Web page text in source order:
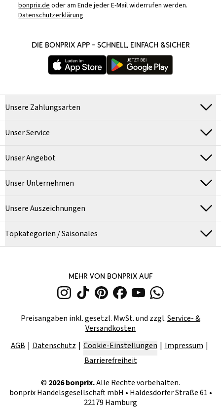
bonprix.deoder am Ende jeder E-Mail widerrufen werden.
Datenschutzerklärung
DIE BONPRIX APP – SCHNELL, EINFACH &SICHER
Unsere Zahlungsarten
Unser Service
Unser Angebot
Unser Unternehmen
Unsere Auszeichnungen
Topkategorien / Saisonales
MEHR VON BONPRIX AUF
Preisangaben inkl. gesetzl. MwSt. und zzgl.Service- &
Versandkosten
AGB
Datenschutz Cookie-Einstellungen
Impressum
Barrierefreiheit
© 2026bonprix.Alle Rechte vorbehalten.
bonprix Handelsgesellschaft mbH • Haldesdorfer Straße 61 •
22179 Hamburg